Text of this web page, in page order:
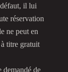
il lui
réservation
ne peut en
titre gratuit
de